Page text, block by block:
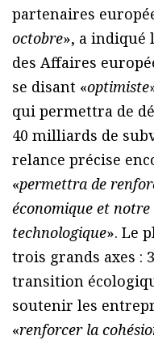
partenaires
octobre», a indiqué
des Affaires
se disant «optimiste
qui permettra de
40 milliards de
relance précise
«permettra de
économique et notre
technologique». Le
trois grands axes :
transition
soutenir les
«renforcer la